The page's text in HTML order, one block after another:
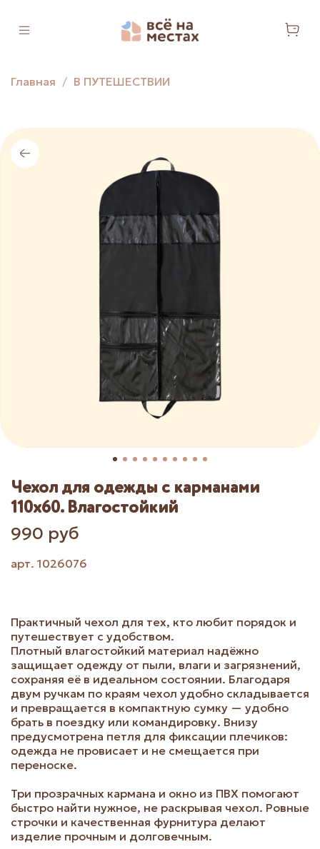
Главная В ПУТЕШЕСТВИИ
арт.1026076
Чехол для одежды с карманами
110х60. Влагостойкий
990 руб
Практичный чехол для тех, кто любит порядок и
путешествует с удобством.
Плотный влагостойкий материал надёжно
защищает одежду от пыли, влаги и загрязнений,
сохраняя её в идеальном состоянии. Благодаря
двум ручкам по краям чехол удобно складывается
и превращается в компактную сумку — удобно
брать в поездку или командировку. Внизу
предусмотрена петля для фиксации плечиков:
одежда не провисает и не смещается при
переноске.
Три прозрачных кармана и окно из ПВХ помогают
быстро найти нужное, не раскрывая чехол. Ровные
строчки и качественная фурнитура делают
изделие прочным и долговечным.